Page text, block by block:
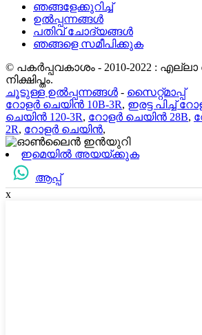
ഞങ്ങളേക്കുറിച്ച്
ഉൽപ്പന്നങ്ങൾ
പതിവ് ചോദ്യങ്ങൾ
ഞങ്ങളെ സമീപിക്കുക
© പകർപ്പവകാശം - 2010-2022 :
നിക്ഷിപ്തം.
ചൂടുള്ള ഉൽപ്പന്നങ്ങൾ - സൈറ്റ്മാപ്പ്
റോളർ ചെയിൻ 10B-3R, ഇരട്ട പിച്ച്
ചെയിൻ 120-3R, റോളർ ചെയിൻ 28B,
2R, റോളർ ചെയിൻ,
ഇമെയിൽ അയയ്ക്കുക
ആപ്പ്
x